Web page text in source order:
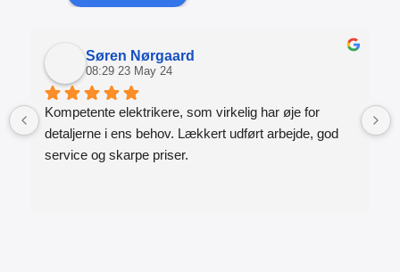
Søren Nørgaard
08:29 23 May 24
Kompetente elektrikere, som virkelig har øje for
detaljerne i ens behov. Lækkert udført arbejde, god
service og skarpe priser.